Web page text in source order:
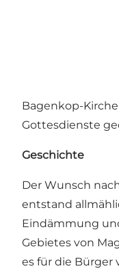
Bagenkop-
Gottesdienste
Geschichte
Der Wunsch
entstand
Eindämmung
Gebietes von
es für die Bürger